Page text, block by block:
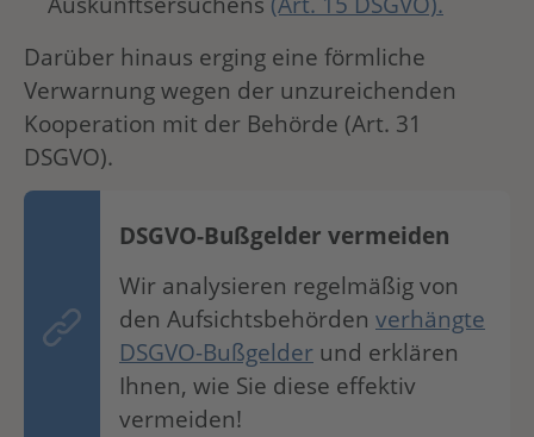
Darüber hinaus erging eine förmliche
Verwarnung wegen der unzureichenden
Kooperation mit der Behörde (Art. 31
DSGVO).
DSGVO-Bußgelder vermeiden
Wir analysieren regelmäßig von
den Aufsichtsbehörden verhängte
DSGVO-Bußgelder und erklären
Ihnen, wie Sie diese effektiv
vermeiden!